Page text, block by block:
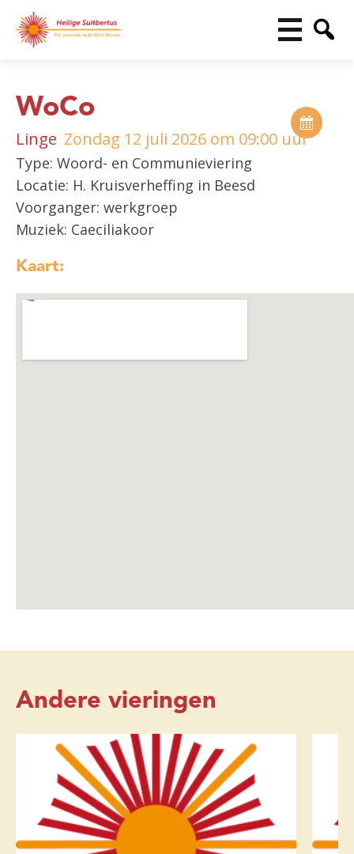
WoCo
Linge Zondag 12 juli 2026 om 09:00 uur
Type: Woord- en Communieviering
Locatie: H. Kruisverheffing in Beesd
Voorganger: werkgroep
Muziek: Caeciliakoor
Kaart:
Andere vieringen